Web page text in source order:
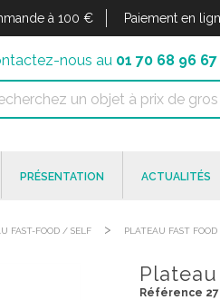
à 100 € Paiement en
nous au 01 70 68 96 67
PRÉSENTATION ACTUALITÉS
FAST-FOOD / SELF > PLATEAU FAST
Référence